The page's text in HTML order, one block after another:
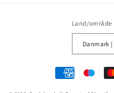
Land/område
Betalingsmetoder